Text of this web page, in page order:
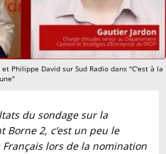
Philippe David sur Sud Radio dans "C'est à la
une"
du sondage sur la
2, c’est un peu le
lors de la nomination